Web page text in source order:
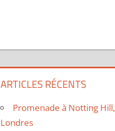
ARTICLES RÉCENTS
Promenade à Notting Hill,
Londres